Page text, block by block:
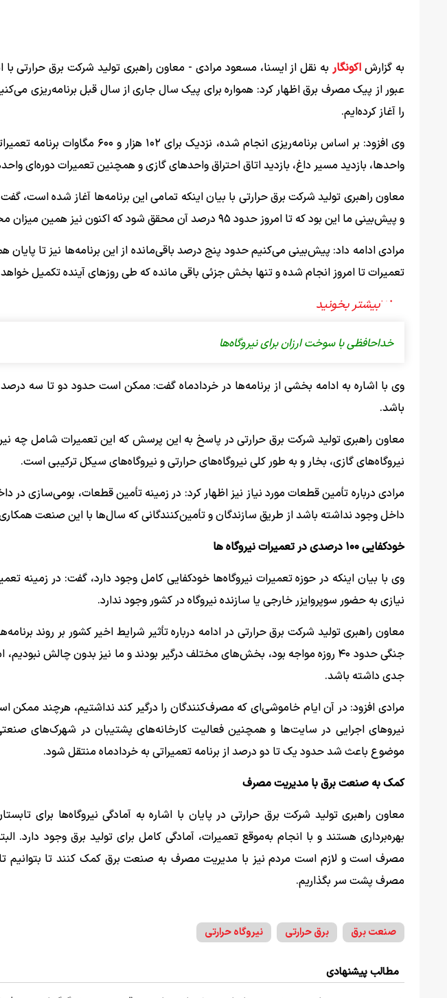
به گزارش اکونگار به نقل از ایسنا، مسعود مرادی - معاون راهبری تولید شرکت برق حرارتی با
عبور از پیک مصرف برق اظهار کرد: همواره برای پیک سال جاری از سال قبل برنامه‌ریزی
را آغاز کرده‌ایم.
وی افزود: بر اساس برنامه‌ریزی انجام
واحدها، بازدید مسیر داغ، بازدید اتاق احتراق واحدهای گازی و همچنین تعمیرات دوره‌ای
و پیش‌بینی ما این بود که تا امروز حدود ۹۵ درصد آن محقق شود که اکنون نیز همین میزان محقق شده است.
تعمیرات تا امروز انجام شده و تنها بخش جزئی باقی مانده که طی روزهای آینده تکمیل
خداحافظی با سوخت ارزان برای نیروگاه‌ها
وی با اشاره به ادامه بخشی از برنامه‌ها در خردادماه گفت: ممکن است حدود دو تا سه درصد
باشد.
معاون راهبری تولید شرکت برق حرارتی در پاسخ به این پرسش که این تعمیرات شامل چه
نیروگاه‌های گازی، بخار و به طور کلی نیروگاه‌های حرارتی و نیروگاه‌های سیکل ترکیبی است.
مرادی درباره تأمین قطعات مورد نیاز نیز اظهار کرد: در زمینه تأمین قطعات، بومی‌سازی
داخل وجود نداشته باشد از طریق سازندگان و تأمین‌کنندگانی که سال‌ها با این صنعت
خودکفایی ۱۰۰ درصدی در تعمیرات نیروگاه ها
وی با بیان اینکه در حوزه تعمیرات نیروگاه‌ها خودکفایی کامل وجود دارد، گفت: در زمینه
نیازی به حضور سوپروایزر خارجی یا سازنده نیروگاه در کشور وجود ندارد.
معاون راهبری تولید شرکت برق حرارتی در ادامه درباره تأثیر شرایط اخیر کشور بر روند
جنگی حدود ۴۰ روزه مواجه بود، بخش‌های مختلف درگیر بودند و ما نیز بدون چالش
جدی داشته باشد.
مرادی افزود: در آن ایام خاموشی‌ای که مصرف‌کنندگان را درگیر کند نداشتیم، هرچند ممکن
نیروهای اجرایی در سایت‌ها و همچنین فعالیت کارخانه‌های پشتیبان در شهرک‌های
موضوع باعث شد حدود یک تا دو درصد از برنامه تعمیراتی به خردادماه منتقل شود.
کمک به صنعت برق با مدیریت مصرف
معاون راهبری تولید شرکت برق حرارتی در پایان با اشاره به آمادگی نیروگاه‌ها برای
بهره‌برداری هستند و با انجام به‌موقع تعمیرات، آمادگی کامل برای تولید برق وجود دارد.
مصرف است و لازم است مردم نیز با مدیریت مصرف به صنعت برق کمک کنند تا بتوانیم
مصرف پشت سر بگذاریم.
صنعت برق برق حرارتی نیروگاه حرارتی
مطالب پیشنهادی